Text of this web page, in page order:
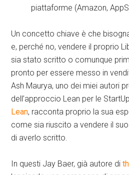
piattaforme (Amazon,
Un concetto chiave è che
e, perché no, vendere il proprio
sia stato scritto o comunque
pronto per essere messo in
Ash Maurya, uno dei miei autori
dell’approccio Lean per le
Lean, racconta proprio la sua
come sia riuscito a vendere il
di averlo scritto.
In questi Jay Baer, già autore di